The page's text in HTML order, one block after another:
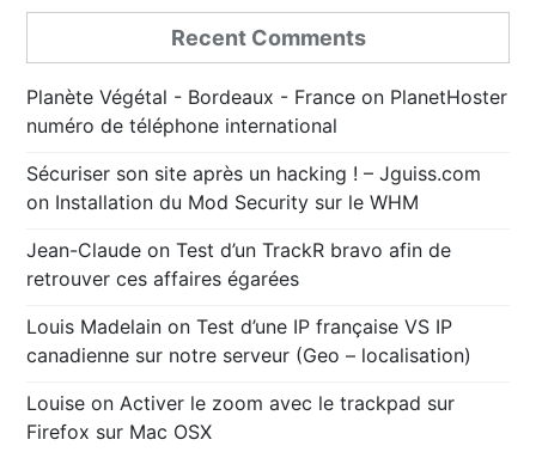
Recent Comments
Planète Végétal - Bordeaux - France on PlanetHoster
numéro de téléphone international
Sécuriser son site après un hacking ! – Jguiss.com
on Installation du Mod Security sur le WHM
Jean-Claude onTest d’un TrackR bravo afin de
retrouver ces affaires égarées
Louis Madelain onTest d’une IP française VS IP
canadienne sur notre serveur (Geo – localisation)
Louise on Activer le zoom avec le trackpad sur
Firefox sur Mac OSX